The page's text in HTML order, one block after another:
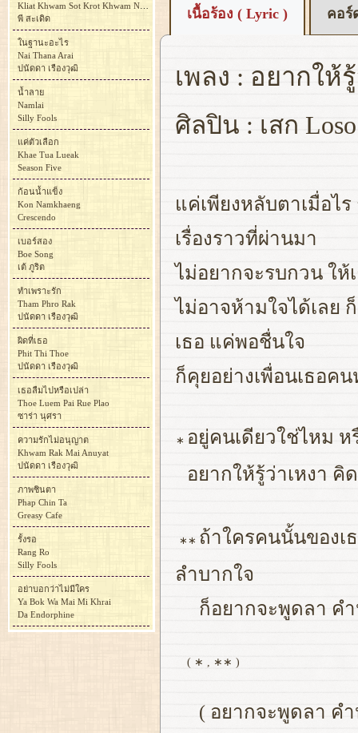
เนื้อร้อง ( Lyric ) คอร์
เพลง : อยากให้
ศิลปิน : เสก Loso
แค่เพียงหลับตาเมื่อไ
เรื่องราวที่ผ่านมา
ไม่อยากจะรบกวน ให้
ไม่อาจห้ามใจได้เลย
เธอ แค่พอชื่นใจ
ก็คุยอย่างเพื่อนเธอคน
∗ อยู่คนเดียวใช่ไหม
อยากให้รู้ว่าเหงา คิ
∗∗ ถ้าใครคนนั้นของเ
ลำบากใจ
ก็อยากจะพูดลา คำ
( ∗ , ∗∗ )
( อยากจะพูดลา คำ
Kliat Khwam Sot Krot Khwam Ngao
พี สะเดิด
ในฐานะอะไร
Nai Thana Arai
ปนัดดา เรืองวุฒิ
น้ำลาย
Namlai
Silly Fools
แค่ตัวเลือก
Khae Tua Lueak
Season Five
ก้อนน้ำแข็ง
Kon Namkhaeng
Crescendo
เบอร์สอง
Boe Song
เต้ ภูริต
ทำเพราะรัก
Tham Phro Rak
ปนัดดา เรืองวุฒิ
ผิดที่เธอ
Phit Thi Thoe
ปนัดดา เรืองวุฒิ
เธอลืมไปหรือเปล่า
Thoe Luem Pai Rue Plao
ซาร่า นุศรา
ความรักไม่อนุญาต
Khwam Rak Mai Anuyat
ปนัดดา เรืองวุฒิ
ภาพชินตา
Phap Chin Ta
Greasy Cafe
รั้งรอ
Rang Ro
Silly Fools
อย่าบอกว่าไม่มีใคร
Ya Bok Wa Mai Mi Khrai
Da Endorphine